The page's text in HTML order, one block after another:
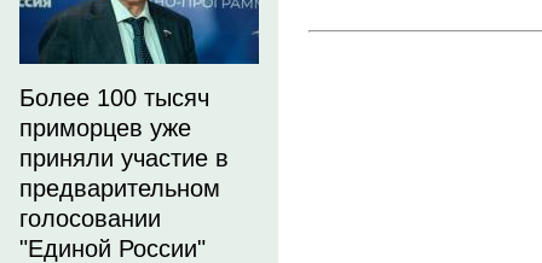
Более 100 тысяч
приморцев уже
приняли участие в
предварительном
голосовании
"Единой России"